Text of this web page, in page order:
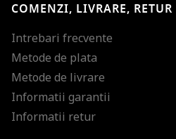
COMENZI, LIVRARE, RETUR
Intrebari frecvente
Metode de plata
Metode de livrare
Informatii garantii
Informatii retur